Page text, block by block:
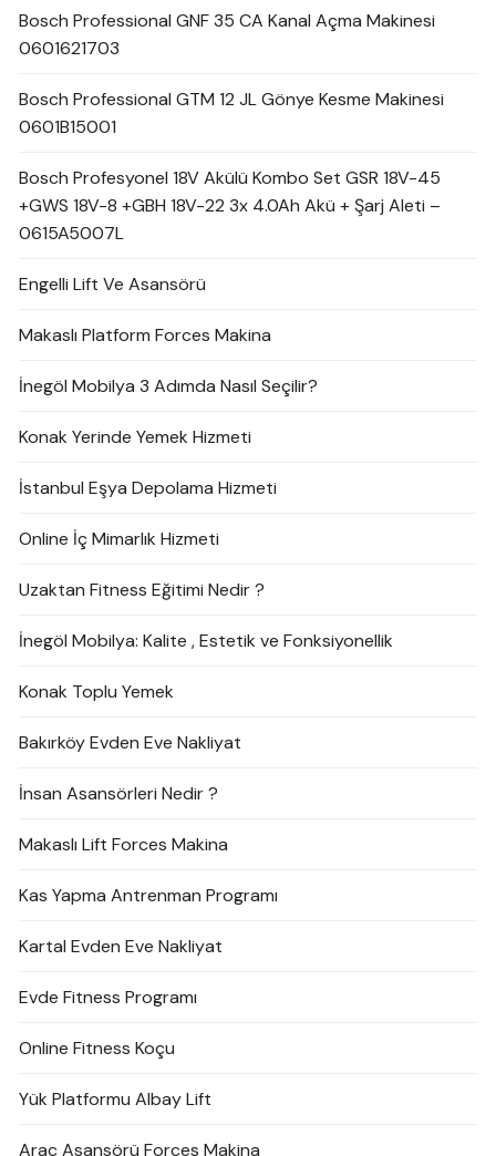
Bosch Professional GNF 35 CA Kanal Açma Makinesi
0601621703
Bosch Professional GTM 12 JL Gönye Kesme Makinesi
0601B15001
Bosch Profesyonel 18V Akülü Kombo Set GSR 18V-45
+GWS 18V-8 +GBH 18V-22 3x 4.0Ah Akü + Şarj Aleti –
0615A5007L
Engelli Lift Ve Asansörü
Makaslı Platform Forces Makina
İnegöl Mobilya 3 Adımda Nasıl Seçilir?
Konak Yerinde Yemek Hizmeti
İstanbul Eşya Depolama Hizmeti
Online İç Mimarlık Hizmeti
Uzaktan Fitness Eğitimi Nedir ?
İnegöl Mobilya: Kalite , Estetik ve Fonksiyonellik
Konak Toplu Yemek
Bakırköy Evden Eve Nakliyat
İnsan Asansörleri Nedir ?
Makaslı Lift Forces Makina
Kas Yapma Antrenman Programı
Kartal Evden Eve Nakliyat
Evde Fitness Programı
Online Fitness Koçu
Yük Platformu Albay Lift
Araç Asansörü Forces Makina